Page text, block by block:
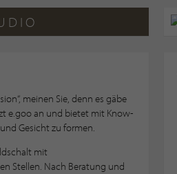
meinen Sie, denn es gäbe
e.goo an und bietet mit Know-
Gesicht zu formen.
mit
Stellen. Nach Beratung und